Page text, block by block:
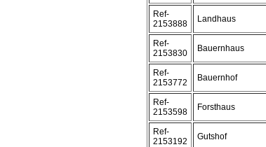
Ref-
2153888
Landhaus
Ref-
2153830
Bauernhaus
Ref-
2153772
Bauernhof
Ref-
2153598
Forsthaus
Ref-
2153192
Gutshof